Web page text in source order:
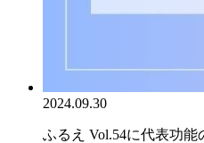
2024.09.30
ふるえ Vol.54に代表功